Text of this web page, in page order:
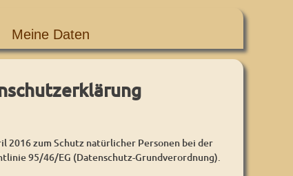
Meine Daten
2016 zum Schutz natürlicher Personen bei der
95/46/EG (Datenschutz-Grundverordnung).